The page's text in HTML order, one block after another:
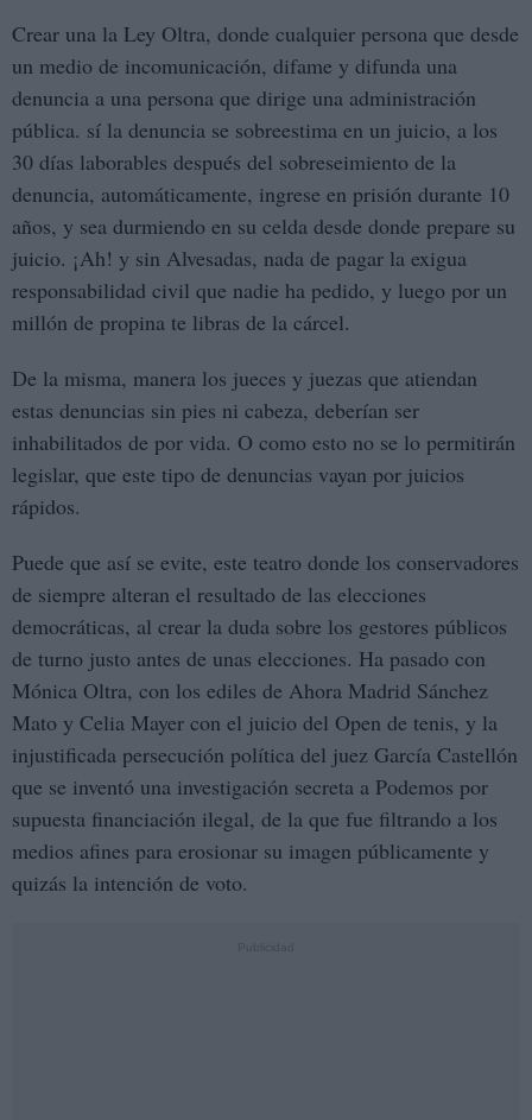
Crear una la Ley Oltra, donde cualquier persona que desde
un medio de incomunicación, difame y difunda una
denuncia a una persona que dirige una administración
pública. sí la denuncia se sobreestima en un juicio, a los
30 días laborables después del sobreseimiento de la
denuncia, automáticamente, ingrese en prisión durante 10
años, y sea durmiendo en su celda desde donde prepare su
juicio. ¡Ah! y sin Alvesadas, nada de pagar la exigua
responsabilidad civil que nadie ha pedido, y luego por un
millón de propina te libras de la cárcel.
De la misma, manera los jueces y juezas que atiendan
estas denuncias sin pies ni cabeza, deberían ser
inhabilitados de por vida. O como esto no se lo permitirán
legislar, que este tipo de denuncias vayan por juicios
rápidos.
Puede que así se evite, este teatro donde los conservadores
de siempre alteran el resultado de las elecciones
democráticas, al crear la duda sobre los gestores públicos
de turno justo antes de unas elecciones. Ha pasado con
Mónica Oltra, con los ediles de Ahora Madrid Sánchez
Mato y Celia Mayer con el juicio del Open de tenis, y la
injustificada persecución política del juez García Castellón
que se inventó una investigación secreta a Podemos por
supuesta financiación ilegal, de la que fue filtrando a los
medios afines para erosionar su imagen públicamente y
quizás la intención de voto.